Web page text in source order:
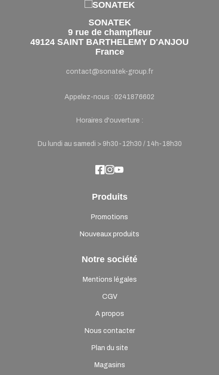
SONATEK
9 rue de champfleur
49124 SAINT BARTHELEMY D'ANJOU
France
contact@sonatek-group.fr
Appelez-nous : 0241876602
Horaires d'ouverture :
Du lundi au samedi > 9h30-12h30 / 14h-18h30
Produits
Promotions
Nouveaux produits
Notre société
Mentions légales
CGV
A propos
Nous contacter
Plan du site
Magasins